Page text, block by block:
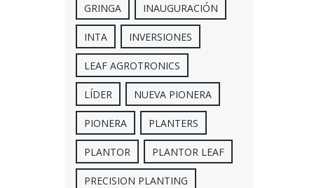
GRINGA INAUGURACIÓN
INTA INVERSIONES
LEAF AGROTRONICS
LÍDER NUEVA PIONERA
PIONERA PLANTERS
PLANTOR PLANTOR LEAF
PRECISION PLANTING